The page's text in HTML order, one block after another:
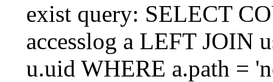
exist query: SELECT
accesslog a LEFT JOIN
u.uid WHERE a.path =